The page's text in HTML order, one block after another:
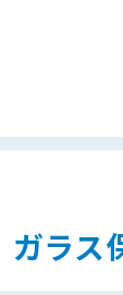
ガラス